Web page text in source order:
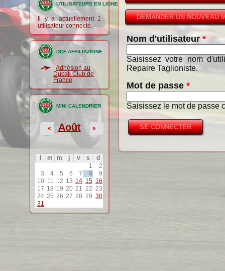
UTILISATEURS EN LIGNE
Il y a actuellement 1
utilisateur connecté.
DCF AFFILIAZIONE
Adhésion au
Ducati Club de
France
MINI CALENDRIER
Août
« »
m m j v s
d
1
2
3
4 5 6 7 8
9
10 11 12 13 14 15 16
17 18 19 20 21 22 23
24 25 26 27 28 29 30
31
DEMANDER UN NOUVEAU
Nom d'utilisateur *
Saisissez votre nom
Repaire Taglioniste.
Mot de passe *
Saisissez le mot de passe